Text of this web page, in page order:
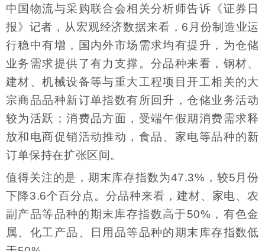
中国物流与采购联合会相关分析师告诉《证券日
报》记者，从宏观经济数据来看，6月份制造业运
行稳中有增，国内外市场需求均有提升，为仓储
业务需求提供了有力支撑。分品种来看，钢材、
建材、机械设备等与重大工程项目开工相关的大
宗商品品种新订单指数有所回升，仓储业务活动
较为活跃；消费品方面，受端午假期消费需求释
放和电商促销活动推动，食品、家电等品种的新
订单保持在扩张区间。
值得关注的是，期末库存指数为47.3%，较5月份
下降3.6个百分点。分品种来看，建材、家电、农
副产品等品种的期末库存指数高于50%，有色金
属、化工产品、日用品等品种的期末库存指数低